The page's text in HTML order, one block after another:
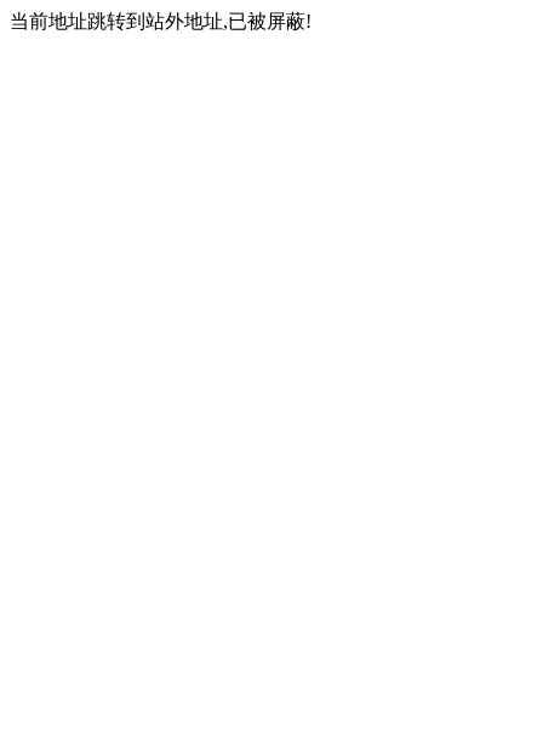
当前地址跳转到站外地址,已被屏蔽!